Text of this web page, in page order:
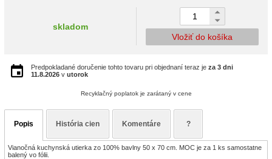
skladom
Vložiť do košíka
Predpokladané doručenie tohto tovaru pri objednaní teraz je za 3 dni
11.8.2026 v utorok
Recyklačný poplatok je zarátaný v cene
Popis História cien Komentáre ?
Vianočná kuchynská utierka zo 100% bavlny 50 x 70 cm. MOC je za 1 ks samostatne
balený vo fólii.